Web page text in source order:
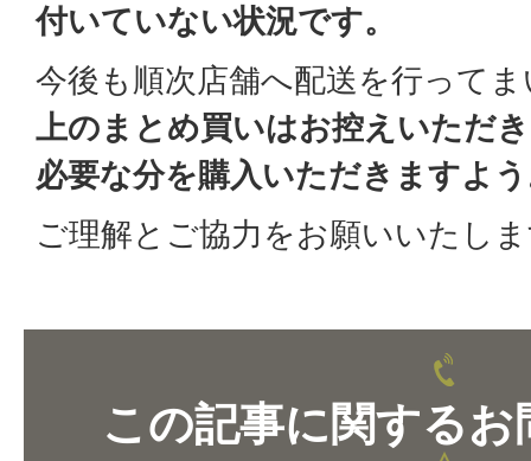
付いていない状況です。
今後も順次店舗へ配送を行って
上のまとめ買いはお控えいただ
必要な分を購入いただきますよ
ご理解とご協力をお願いいたし
この記事に関するお